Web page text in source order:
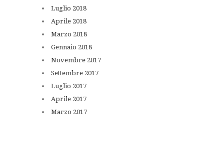
Luglio 2018
Aprile 2018
Marzo 2018
Gennaio 2018
Novembre 2017
Settembre 2017
Luglio 2017
Aprile 2017
Marzo 2017